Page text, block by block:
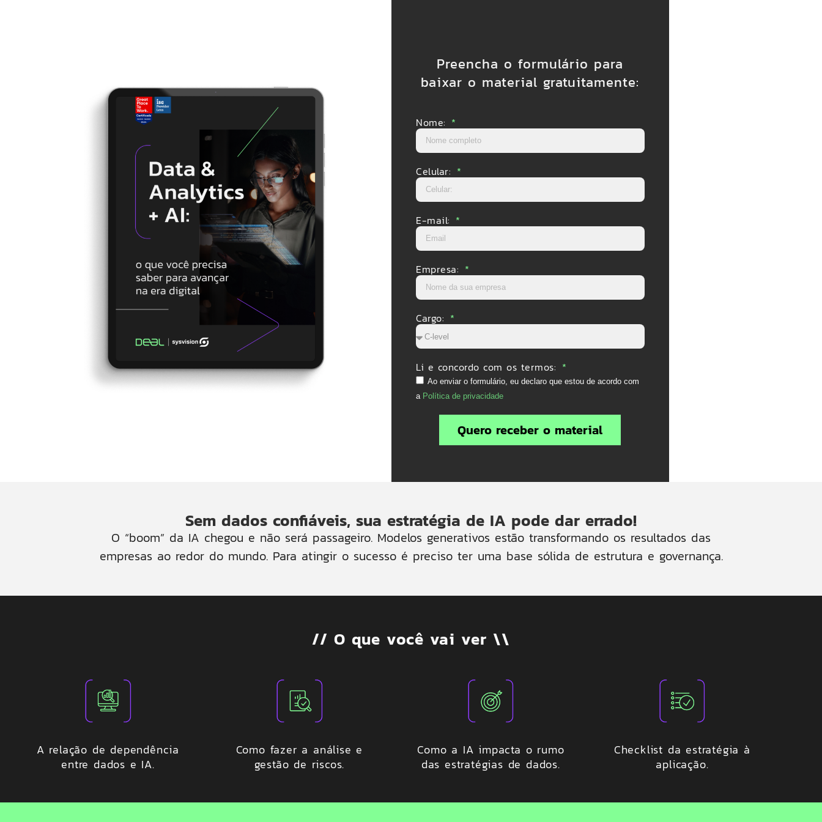
Preencha o formulário para
baixar o material gratuitamente:
Nome:
Celular:
E-mail:
Empresa:
Cargo:
Li e concordo com os termos:
Ao enviar o formulário, eu declaro que estou de acordo com
a Política de privacidade
Quero receber o material
Sem dados confiáveis, sua estratégia de IA pode dar errado!
O “boom” da IA chegou e não será passageiro. Modelos generativos estão transformando os resultados das
empresas ao redor do mundo. Para atingir o sucesso é preciso ter uma base sólida de estrutura e governança.
// O que você vai ver \\
A relação de dependência
entre dados e IA.
Como fazer a análise e
gestão de riscos.
Como a IA impacta o rumo
das estratégias de dados.
Checklist da estratégia à
aplicação.